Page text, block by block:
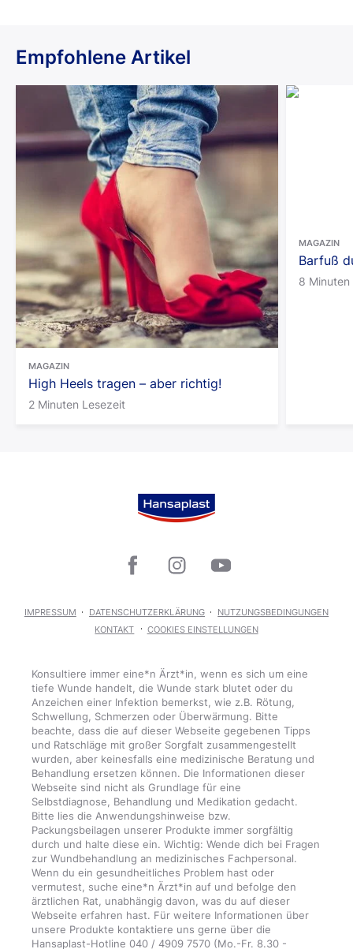
Empfohlene Artikel
MAGAZIN
High Heels tragen – aber richtig!
2 Minuten Lesezeit
MAGAZIN
Barfuß
8
IMPRESSUM DATENSCHUTZERKLÄRUNG
NUTZUNGSBEDINGUNGEN
KONTAKT
COOKIES EINSTELLUNGEN
Konsultiere immer eine*n Ärzt*in, wenn es sich um eine
tiefe Wunde handelt, die Wunde stark blutet oder du
Anzeichen einer Infektion bemerkst, wie z.B. Rötung,
Schwellung, Schmerzen oder Überwärmung. Bitte
beachte, dass die auf dieser Webseite gegebenen Tipps
und Ratschläge mit großer Sorgfalt zusammengestellt
wurden, aber keinesfalls eine medizinische Beratung und
Behandlung ersetzen können. Die Informationen dieser
Webseite sind nicht als Grundlage für eine
Selbstdiagnose, Behandlung und Medikation gedacht.
Bitte lies die Anwendungshinweise bzw.
Packungsbeilagen unserer Produkte immer sorgfältig
durch und halte diese ein. Wichtig: Wende dich bei Fragen
zur Wundbehandlung an medizinisches Fachpersonal.
Wenn du ein gesundheitliches Problem hast oder
vermutest, suche eine*n Ärzt*in auf und befolge den
ärztlichen Rat, unabhängig davon, was du auf dieser
Webseite erfahren hast. Für weitere Informationen über
unsere Produkte kontaktiere uns gerne über die
Hansaplast-Hotline 040 / 4909 7570 (Mo.-Fr. 8.30 -